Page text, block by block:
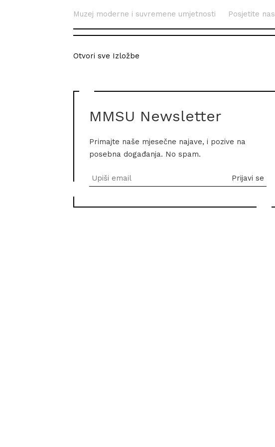
Muzej moderne i suvremene umjetnosti Posjetite nas
Otvori sve Izložbe
MMSU Newsletter
Primajte naše mjesečne najave, i pozive na
posebna događanja. No spam.